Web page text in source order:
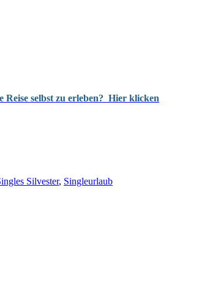
Reise selbst zu erleben? Hier klicken
Silvester, Singleurlaub